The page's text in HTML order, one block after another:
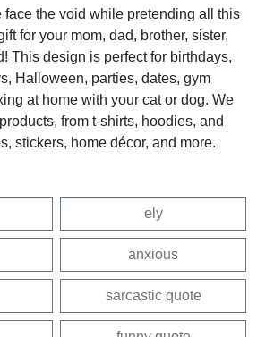
face the void while pretending all this
for your mom, dad, brother, sister,
This design is perfect for birthdays,
Halloween, parties, dates, gym
at home with your cat or dog. We
from t-shirts, hoodies, and
stickers, home décor, and more.
ely
anxious
sarcastic quote